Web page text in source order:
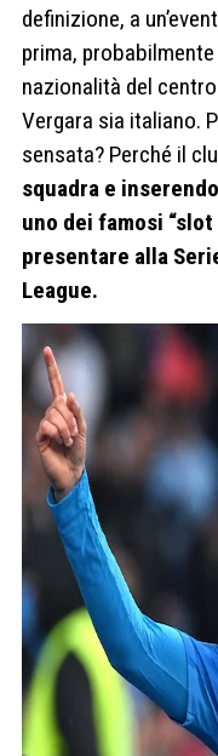
definizione, a
prima,
nazionalità del
Vergara sia italiano.
sensata? Perché il
squadra e
uno dei famosi
presentare alla
League.